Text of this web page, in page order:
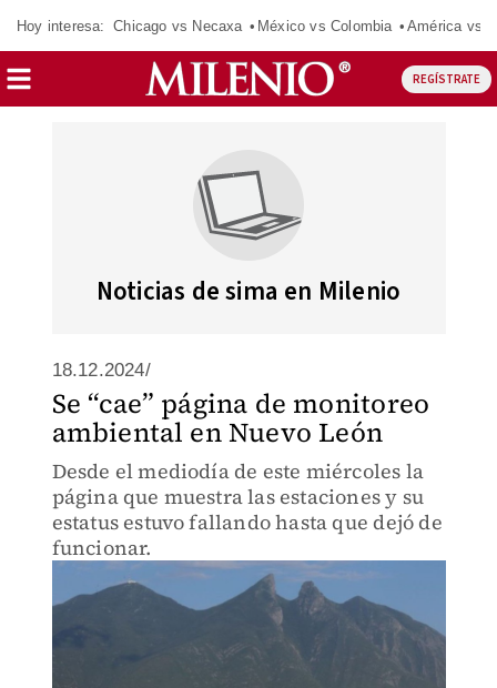
Hoy interesa: Chicago vs Necaxa México vs Colombia América vs
REGÍSTRATE
Noticias de sima en Milenio
18.12.2024/
Se “cae” página de monitoreo
ambiental en Nuevo León
Desde el mediodía de este miércoles la
página que muestra las estaciones y su
estatus estuvo fallando hasta que dejó de
funcionar.